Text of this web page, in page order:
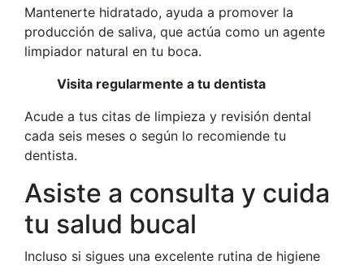
Mantenerte hidratado, ayuda a promover la
producción de saliva, que actúa como un agente
limpiador natural en tu boca.
Visita regularmente a tu dentista
Acude a tus citas de limpieza y revisión dental
cada seis meses o según lo recomiende tu
dentista.
Asiste a consulta y cuida
tu salud bucal
Incluso si sigues una excelente rutina de higiene